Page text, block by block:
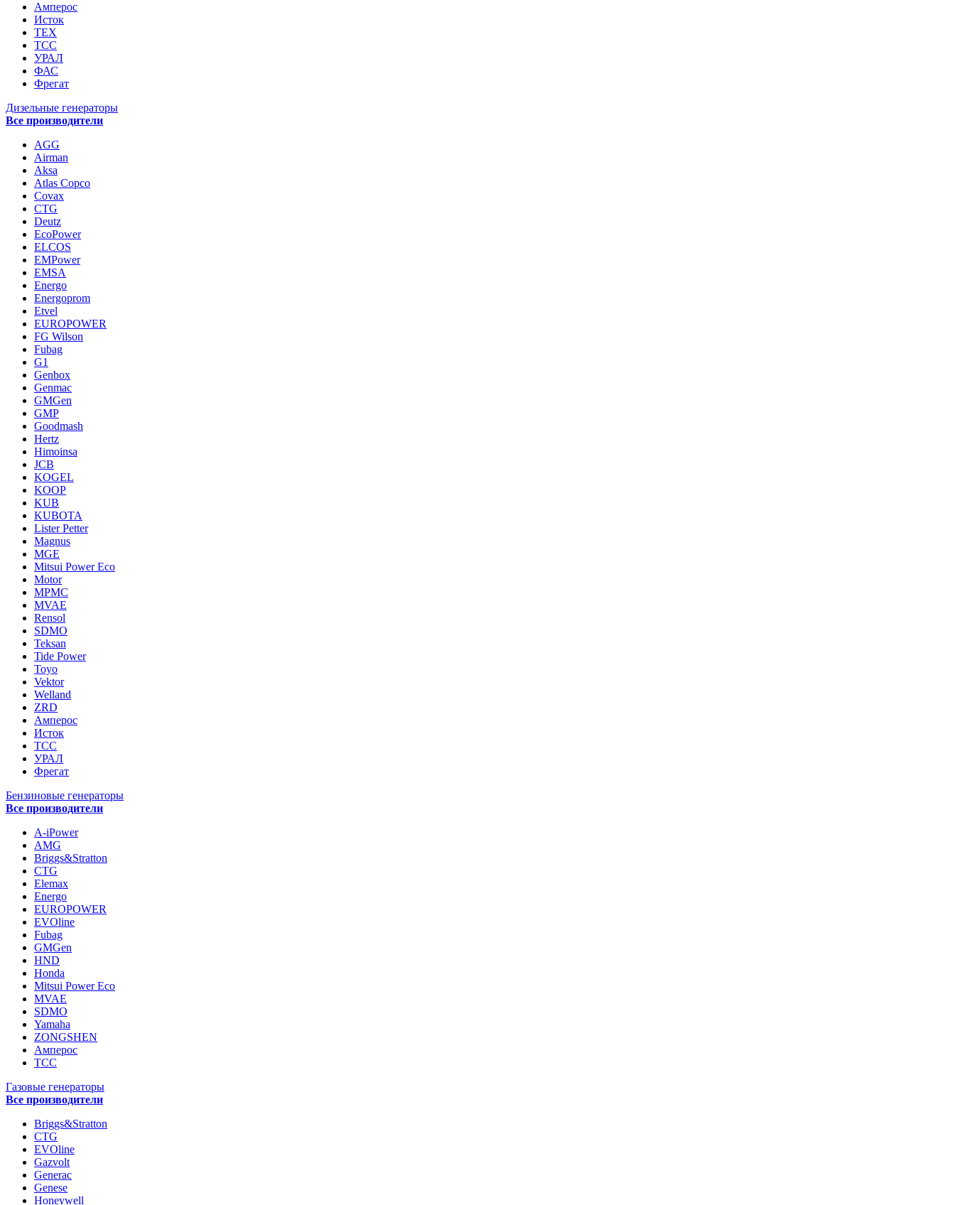
Амперос
Исток
ТЕХ
ТСС
УРАЛ
ФАС
Фрегат
Дизельные генераторы
Все производители
AGG
Airman
Aksa
Atlas Copco
Covax
CTG
Deutz
EcoPower
ELCOS
EMPower
EMSA
Energo
Energoprom
Etvel
EUROPOWER
FG Wilson
Fubag
G1
Genbox
Genmac
GMGen
GMP
Goodmash
Hertz
Himoinsa
JCB
KOGEL
KOOP
KUB
KUBOTA
Lister Petter
Magnus
MGE
Mitsui Power Eco
Motor
MPMC
MVAE
Rensol
SDMO
Teksan
Tide Power
Toyo
Vektor
Welland
ZRD
Амперос
Исток
ТСС
УРАЛ
Фрегат
Бензиновые генераторы
Все производители
A-iPower
AMG
Briggs&Stratton
CTG
Elemax
Energo
EUROPOWER
EVOline
Fubag
GMGen
HND
Honda
Mitsui Power Eco
MVAE
SDMO
Yamaha
ZONGSHEN
Амперос
ТСС
Газовые генераторы
Все производители
Briggs&Stratton
CTG
EVOline
Gazvolt
Generac
Genese
Honeywell